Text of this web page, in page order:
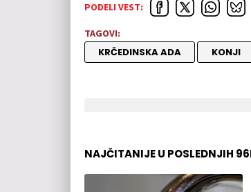
PODELI VEST:
TAGOVI:
KRČEDINSKA ADA KONJI
NAJČITANIJE U POSLEDNJIH